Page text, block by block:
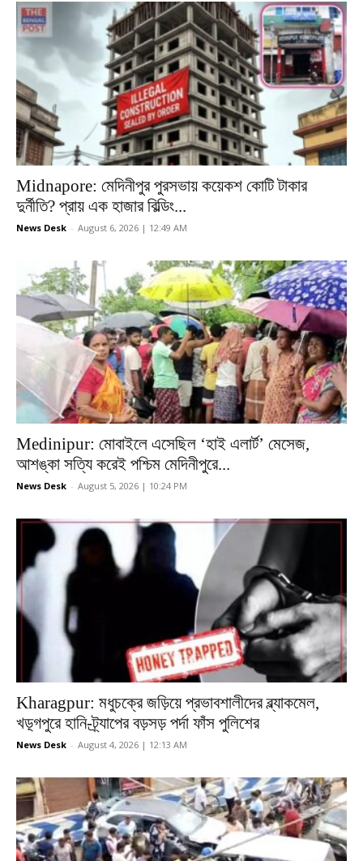
Midnapore: মেদিনীপুর পুরসভায় কয়েকশ কোটি টাকার
দুর্নীতি? প্রায় এক হাজার বিল্ডিং...
News Desk - August 6, 2026 | 12:49 AM
Medinipur: মোবাইলে এসেছিল ‘হাই এলার্ট’ মেসেজ,
আশঙ্কা সত্যি করেই পশ্চিম মেদিনীপুরে...
News Desk - August 5, 2026 | 10:24 PM
Kharagpur: মধুচক্রে জড়িয়ে প্রভাবশালীদের ব্ল্যাকমেল,
খড়্গপুরে হানি-ট্র্যাপের বড়সড় পর্দা ফাঁস পুলিশের
News Desk - August 4, 2026 | 12:13 AM